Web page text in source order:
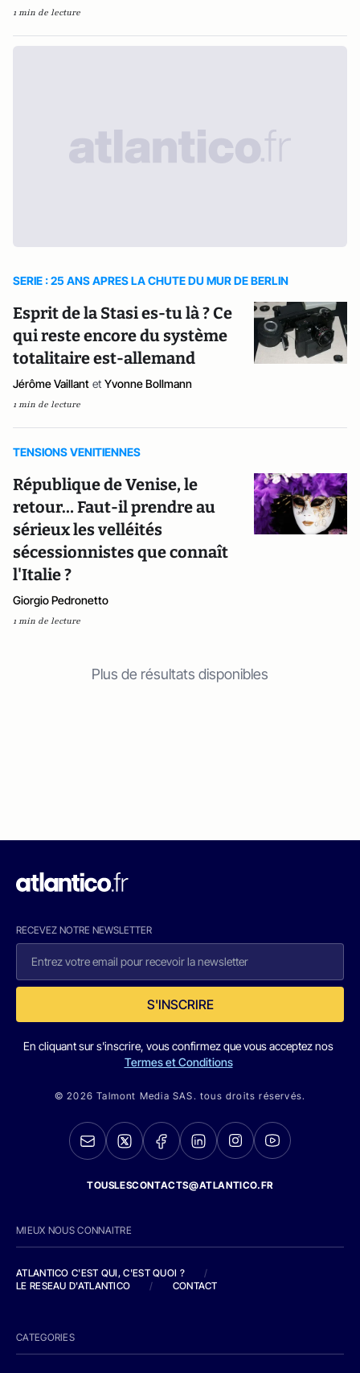
1 min de lecture
SERIE : 25 ANS APRES LA CHUTE DU MUR DE BERLIN
Esprit de la Stasi es-tu là ? Ce
qui reste encore du système
totalitaire est-allemand
Jérôme Vaillant et Yvonne Bollmann
1 min de lecture
TENSIONS VENITIENNES
République de Venise, le
retour… Faut-il prendre au
sérieux les velléités
sécessionnistes que connaît
l'Italie ?
Giorgio Pedronetto
1 min de lecture
Plus de résultats disponibles
RECEVEZ NOTRE NEWSLETTER
S'INSCRIRE
En cliquant sur s'inscrire, vous confirmez que vous acceptez nos
Termes et Conditions
© 2026 Talmont Media SAS. tous droits réservés.
TOUSLESCONTACTS@ATLANTICO.FR
MIEUX NOUS CONNAITRE
ATLANTICO C'EST QUI, C'EST QUOI ?
/
LE RESEAU D'ATLANTICO
/ CONTACT
CATEGORIES